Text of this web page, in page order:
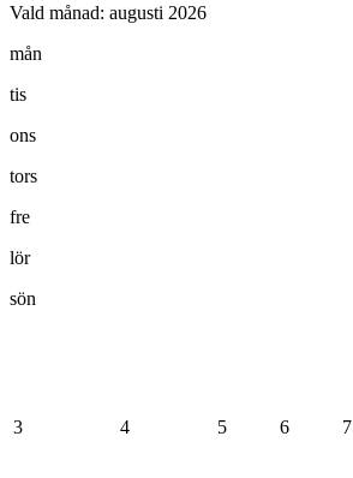
Vald månad: augusti 2026
mån
tis
ons
tors
fre
lör
sön
3 4 5 6 7